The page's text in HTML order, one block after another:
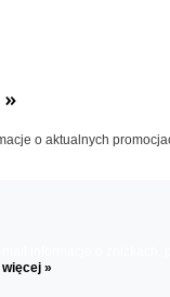
o aktualnych
więcej »